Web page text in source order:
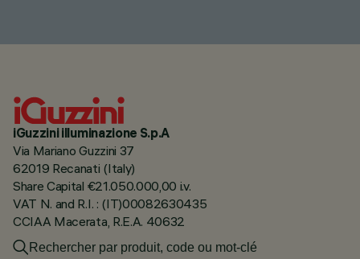
iGuzzini illuminazione S.p.A
Via Mariano Guzzini 37
62019 Recanati (Italy)
Share Capital €21.050.000,00 i.v.
VAT N. and R.I. : (IT)00082630435
CCIAA Macerata, R.E.A. 40632